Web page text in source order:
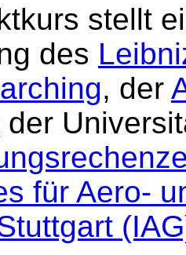
stellt
des
, der
der
für Aero-